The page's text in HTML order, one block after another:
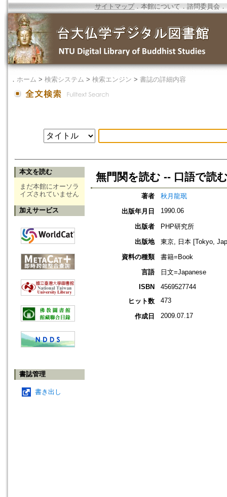
サイトマップ．本館について ． 諮問委員会 ．
． ホーム > 検索システム > 検索エンジン > 書誌の詳細内容
本文を読む
まだ本館にオーソラ
イズされていません
加えサービス
書誌管理
書き出し
無門関を読む -- 口語で読
著者
秋月龍珉
出版年月日
1990.06
出版者
PHP研究所
出版地
東京, 日本 [Tokyo,
資料の種類
書籍=Book
言語
日文=Japanese
ISBN
4569527744
ヒット数
473
作成日 2009.07.17